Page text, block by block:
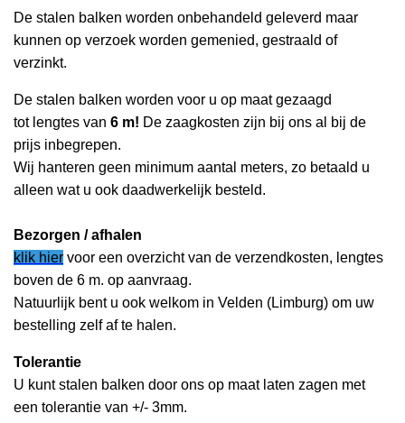
De stalen balken worden onbehandeld geleverd maar
kunnen op verzoek worden gemenied, gestraald of
verzinkt.
De stalen balken worden voor u op maat gezaagd
tot lengtes van 6 m! De zaagkosten zijn bij ons al bij de
prijs inbegrepen.
Wij hanteren geen minimum aantal meters, zo betaald u
alleen wat u ook daadwerkelijk besteld.
Bezorgen / afhalen
klik hier voor een overzicht van de verzendkosten, lengtes
boven de 6 m. op aanvraag.
Natuurlijk bent u ook welkom in Velden (Limburg) om uw
bestelling zelf af te halen.
Tolerantie
U kunt stalen balken door ons op maat laten zagen met
een tolerantie van +/- 3mm.